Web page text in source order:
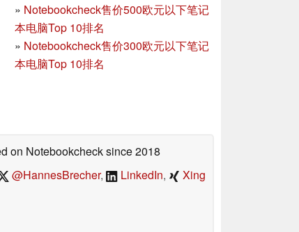
» Notebookcheck售价500欧元以下笔记
本电脑Top 10排名
» Notebookcheck售价300欧元以下笔记
本电脑Top 10排名
on Notebookchecksince 2018
@HannesBrecher, LinkedIn, Xing